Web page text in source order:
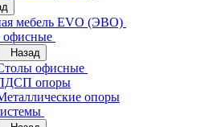
мебель EVO (ЭВО)
офисные
Назад
офисные
опоры
опоры